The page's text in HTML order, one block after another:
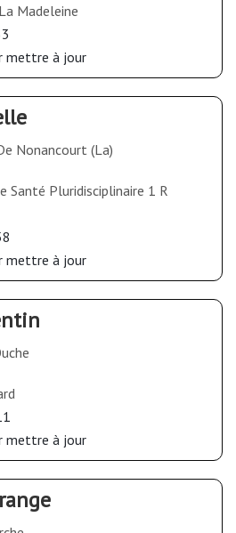
Madeleine
mettre à jour
Nonancourt (La)
Santé Pluridisciplinaire 1 R
mettre à jour
mettre à jour